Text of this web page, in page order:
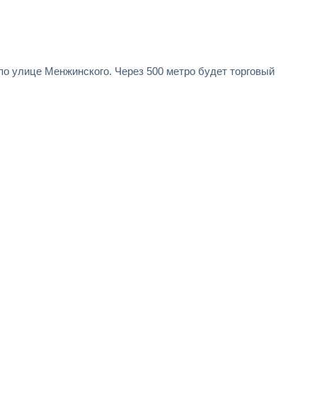
улице Менжинского. Через 500 метро будет торговый